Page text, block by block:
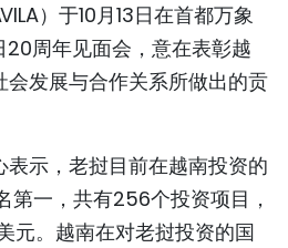
报社简介
VIỆT
）于10月13日在首都万象
20周年见面会，意在表彰越
发展与合作关系所做出的贡
示，老挝目前在越南投资的
第一，共有256个投资项目，
元。越南在对老挝投资的国